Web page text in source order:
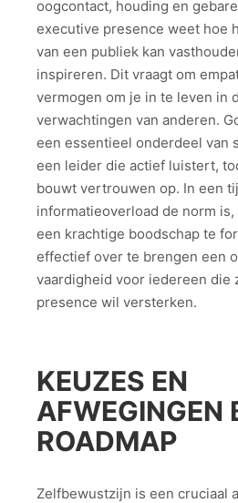
oogcontact, houding en
executive presence weet hoe
van een publiek kan
inspireren. Dit vraagt om
vermogen om je in te leven in
verwachtingen van anderen.
een essentieel onderdeel van
een leider die actief luistert,
bouwt vertrouwen op. In een
informatieoverload de norm
een krachtige boodschap te
effectief over te brengen een
vaardigheid voor iedereen die
presence wil versterken.
KEUZES EN
AFWEGINGEN
ROADMAP
Zelfbewustzijn is een cruciaal